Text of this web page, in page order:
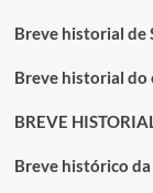
Breve historial de
Breve historial
BREVE
Breve histórico